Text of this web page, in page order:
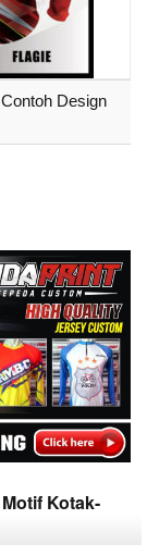
Design
Kotak-